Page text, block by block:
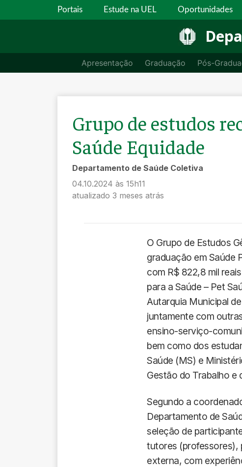
Portais Estude na UEL Oportunidades
Apresentação Graduação Pós-
Grupo de estudos
Saúde Equidade
Departamento de Saúde Coletiva
04.10.2024 às 15h11
atualizado 3 meses atrás
O Grupo de Estudos
graduação em Saúde
com R$ 822,8 mil
para a Saúde – Pet
Autarquia Municipal
juntamente com
ensino-serviço-
bem como dos
Saúde (MS) e
Gestão do Trabalho e
Segundo a
Departamento de
seleção de
tutores (professores),
externa, com